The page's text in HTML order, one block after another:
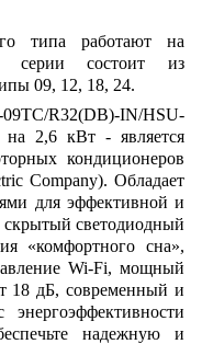
типа работают на
серии состоит из
09, 12, 18, 24.
R32(DB)-IN/HSU-
2,6 кВт - является
кондиционеров
Company). Обладает
для эффективной и
светодиодный
«комфортного сна»,
Wi-Fi, мощный
18 дБ, современный и
надежную и